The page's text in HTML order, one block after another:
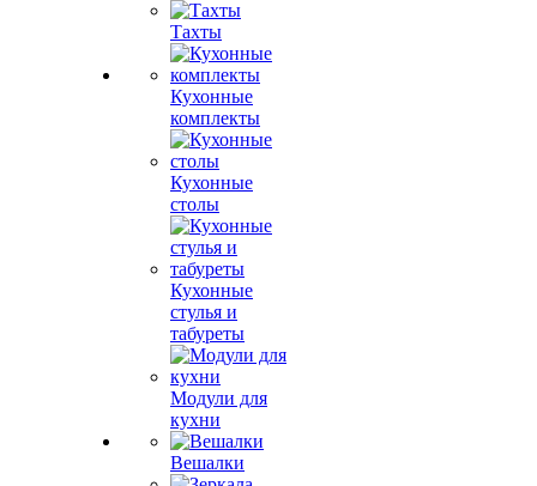
Тахты
Кухонные
комплекты
Кухонные
столы
Кухонные
стулья и
табуреты
Модули для
кухни
Вешалки